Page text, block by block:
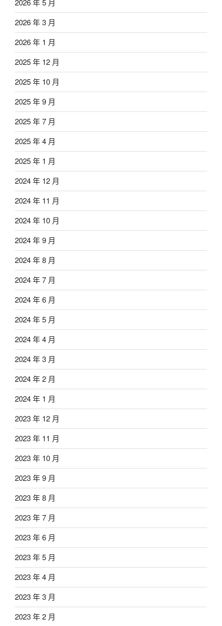
2026 年 5 月
2026 年 3 月
2026 年 1 月
2025 年 12 月
2025 年 10 月
2025 年 9 月
2025 年 7 月
2025 年 4 月
2025 年 1 月
2024 年 12 月
2024 年 11 月
2024 年 10 月
2024 年 9 月
2024 年 8 月
2024 年 7 月
2024 年 6 月
2024 年 5 月
2024 年 4 月
2024 年 3 月
2024 年 2 月
2024 年 1 月
2023 年 12 月
2023 年 11 月
2023 年 10 月
2023 年 9 月
2023 年 8 月
2023 年 7 月
2023 年 6 月
2023 年 5 月
2023 年 4 月
2023 年 3 月
2023 年 2 月